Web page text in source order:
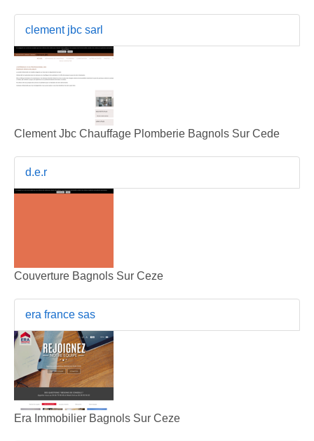
clement jbc sarl
Clement Jbc Chauffage Plomberie Bagnols Sur Cede
d.e.r
Couverture Bagnols Sur Ceze
era france sas
Era Immobilier Bagnols Sur Ceze